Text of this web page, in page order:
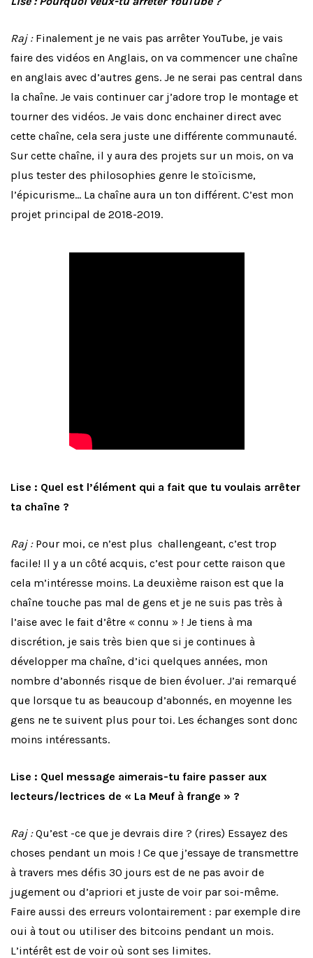
Raj : Finalement je ne vais pas arrêter YouTube, je vais
faire des vidéos en Anglais, on va commencer une chaîne
en anglais avec d’autres gens. Je ne serai pas central dans
la chaîne. Je vais continuer car j’adore trop le montage et
tourner des vidéos. Je vais donc enchainer direct avec
cette chaîne, cela sera juste une différente communauté.
Sur cette chaîne, il y aura des projets sur un mois, on va
plus tester des philosophies genre le stoïcisme,
l’épicurisme… La chaîne aura un ton différent. C’est mon
projet principal de 2018-2019.
Lise : Quel est l’élément qui a fait que tu voulais arrêter
ta chaîne ?
Raj : Pour moi, ce n’est plus challengeant, c’est trop
facile! Il y a un côté acquis, c’est pour cette raison que
cela m’intéresse moins. La deuxième raison est que la
chaîne touche pas mal de gens et je ne suis pas très à
l’aise avec le fait d’être « connu » ! Je tiens à ma
discrétion, je sais très bien que si je continues à
développer ma chaîne, d’ici quelques années, mon
nombre d’abonnés risque de bien évoluer. J’ai remarqué
que lorsque tu as beaucoup d’abonnés, en moyenne les
gens ne te suivent plus pour toi. Les échanges sont donc
moins intéressants.
Lise : Quel message aimerais-tu faire passer aux
lecteurs/lectrices de « La Meuf à frange » ?
Raj :Qu’est -ce que je devrais dire ? (rires) Essayez des
choses pendant un mois ! Ce que j’essaye de transmettre
à travers mes défis 30 jours est de ne pas avoir de
jugement ou d’apriori et juste de voir par soi-même.
Faire aussi des erreurs volontairement : par exemple dire
oui à tout ou utiliser des bitcoins pendant un mois.
L’intérêt est de voir où sont ses limites.